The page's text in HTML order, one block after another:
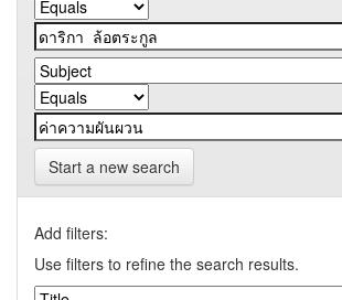
Start a new search
Add filters:
Use filters to refine the search results.